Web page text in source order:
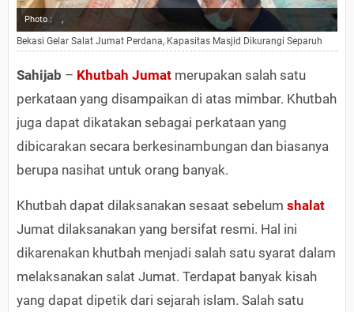
Photo : ,
Bekasi Gelar Salat Jumat Perdana, Kapasitas Masjid Dikurangi Separuh
Sahijab – Khutbah Jumat merupakan salah satu
perkataan yang disampaikan di atas mimbar. Khutbah
juga dapat dikatakan sebagai perkataan yang
dibicarakan secara berkesinambungan dan biasanya
berupa nasihat untuk orang banyak.
Khutbah dapat dilaksanakan sesaat sebelum shalat
Jumat dilaksanakan yang bersifat resmi. Hal ini
dikarenakan khutbah menjadi salah satu syarat dalam
melaksanakan salat Jumat. Terdapat banyak kisah
yang dapat dipetik dari sejarah islam. Salah satu